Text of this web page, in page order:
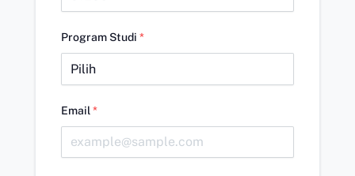
Program Studi *
Email *